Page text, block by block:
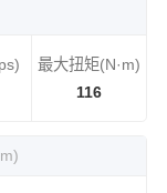
最大扭矩(N·m)
116